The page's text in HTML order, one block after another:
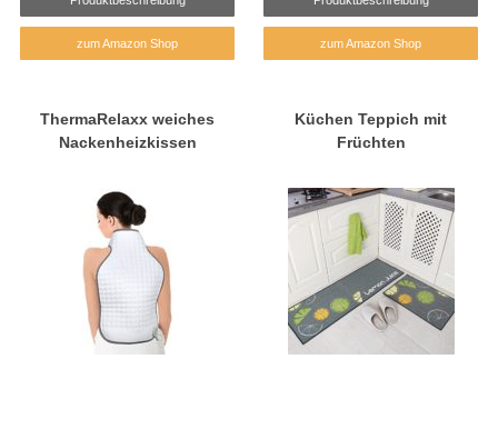
zum Amazon Shop zum Amazon Shop
ThermaRelaxx weiches
Nackenheizkissen
Küchen Teppich mit
Früchten